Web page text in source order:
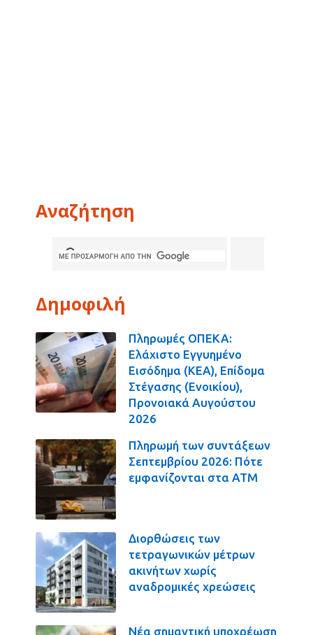
Αναζήτηση
Δημοφιλή
Πληρωμές ΟΠΕΚΑ:
Ελάχιστο Εγγυημένο
Εισόδημα (ΚΕΑ), Επίδομα
Στέγασης (Ενοικίου),
Προνοιακά Αυγούστου
2026
Πληρωμή των συντάξεων
Σεπτεμβρίου 2026: Πότε
εμφανίζονται στα ΑΤΜ
Διορθώσεις των
τετραγωνικών μέτρων
ακινήτων χωρίς
αναδρομικές χρεώσεις
Νέα σημαντική υποχρέωση